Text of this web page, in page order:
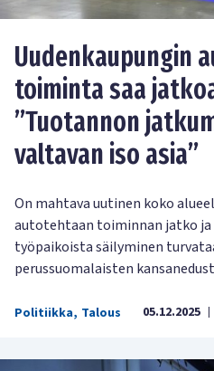
Uudenkaupungin
toiminta saa
”Tuotannon
valtavan iso asia”
On mahtava uutinen koko
autotehtaan toiminnan jatko ja
työpaikoista säilyminen
perussuomalaisten
Politiikka, Talous 05.12.2025 |